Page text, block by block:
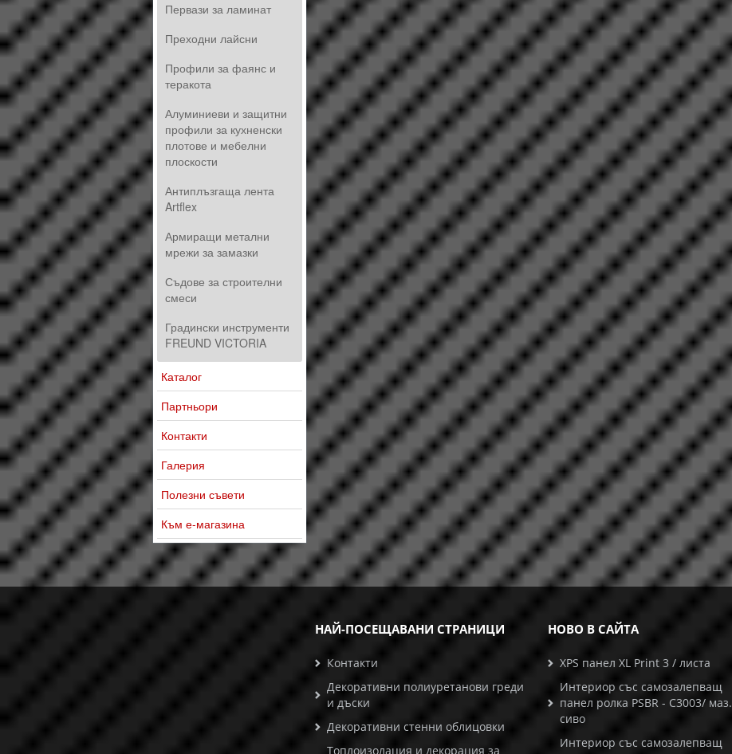
Первази за ламинат
Преходни лайсни
Профили за фаянс и
теракота
Алуминиеви и защитни
профили за кухненски
плотове и мебелни
плоскости
Антиплъзгаща лента
Artflex
Армиращи метални
мрежи за замазки
Съдове за строителни
смеси
Градински инструменти
FREUND VICTORIA
Каталог
Партньори
Контакти
Галерия
Полезни съвети
Към е-магазина
НАЙ-ПОСЕЩАВАНИ СТРАНИЦИ
Контакти
Декоративни полиуретанови греди
и дъски
Декоративни стенни облицовки
Топлоизолация и декорация за
НОВО В САЙТА
XPS панел XL Print 3 / листа
Интериор със самозалепващ
панел ролка PSBR - C3003/ маз.
сиво
Интериор със самозалепващ